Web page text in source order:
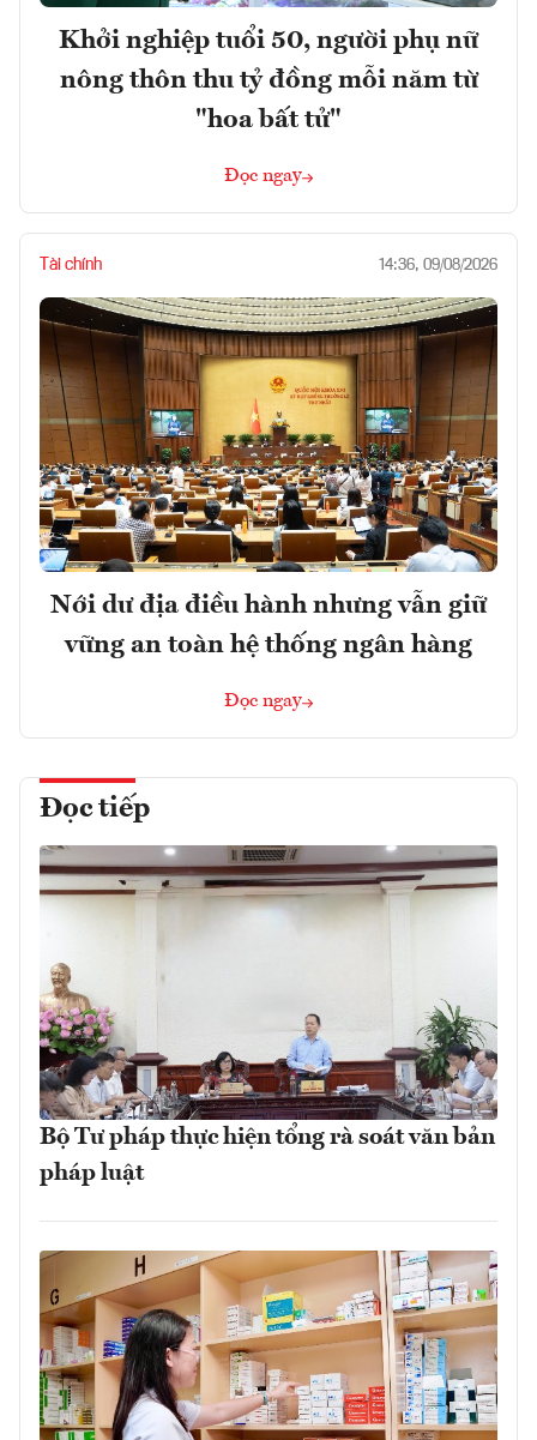
Khởi nghiệp tuổi 50, người phụ nữ
nông thôn thu tỷ đồng mỗi năm từ
"hoa bất tử"
Đọc ngay
Tài chính 14:36, 09/08/2026
Nới dư địa điều hành nhưng vẫn giữ
vững an toàn hệ thống ngân hàng
Đọc ngay
Đọc tiếp
Bộ Tư pháp thực hiện tổng rà soát văn bản
pháp luật